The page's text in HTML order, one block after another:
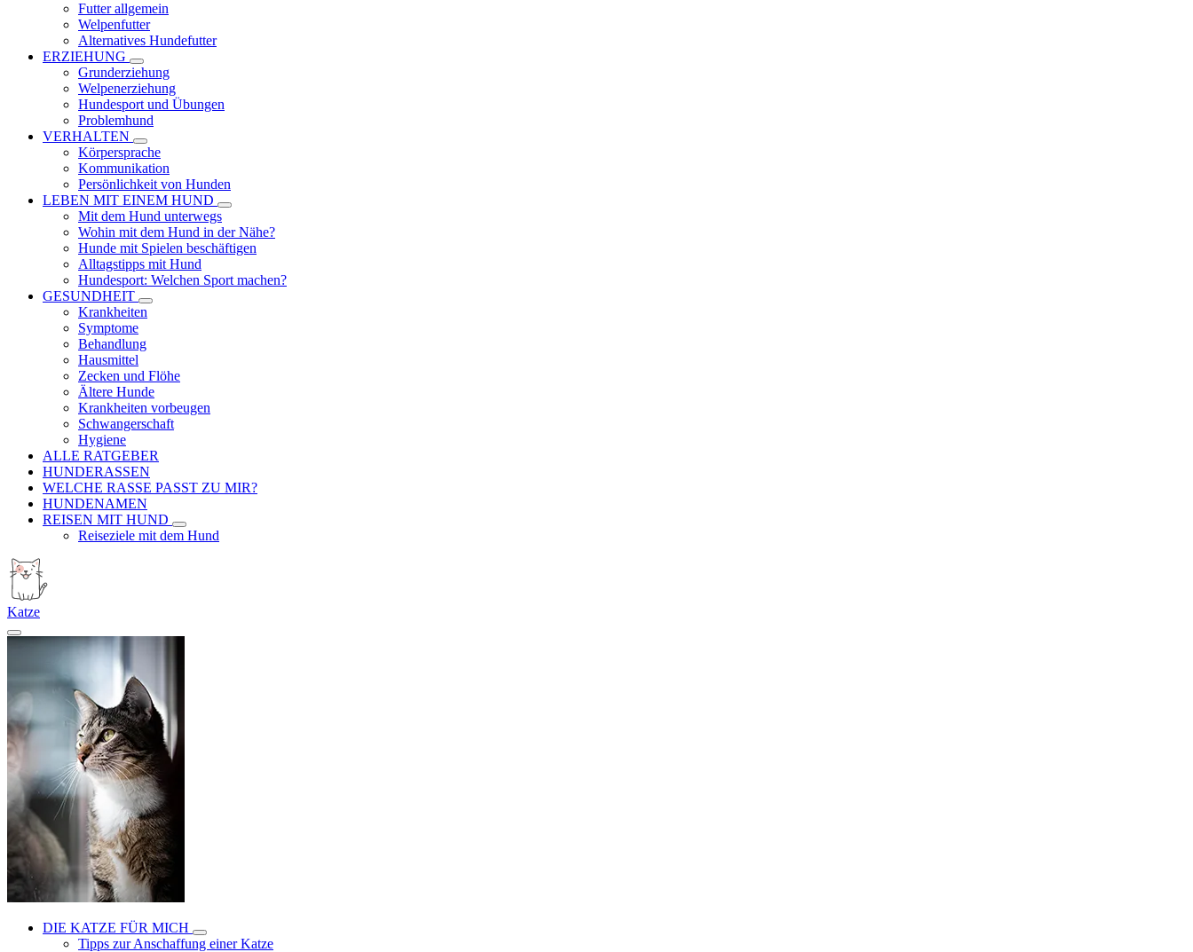
Futter allgemein
Welpenfutter
Alternatives Hundefutter
ERZIEHUNG
Grunderziehung
Welpenerziehung
Hundesport und Übungen
Problemhund
VERHALTEN
Körpersprache
Kommunikation
Persönlichkeit von Hunden
LEBEN MIT EINEM HUND
Mit dem Hund unterwegs
Wohin mit dem Hund in der Nähe?
Hunde mit Spielen beschäftigen
Alltagstipps mit Hund
Hundesport: Welchen Sport machen?
GESUNDHEIT
Krankheiten
Symptome
Behandlung
Hausmittel
Zecken und Flöhe
Ältere Hunde
Krankheiten vorbeugen
Schwangerschaft
Hygiene
ALLE RATGEBER
HUNDERASSEN
WELCHE RASSE PASST ZU MIR?
HUNDENAMEN
REISEN MIT HUND
Reiseziele mit dem Hund
Katze
DIE KATZE FÜR MICH
Tipps zur Anschaffung einer Katze